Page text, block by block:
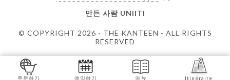
© COPYRIGHT 2026 - THE KANTEEN - ALL RIGHTS
RESERVED
만든 사람 UNIITI
주문하기 예약하기 메뉴 Itinéraire